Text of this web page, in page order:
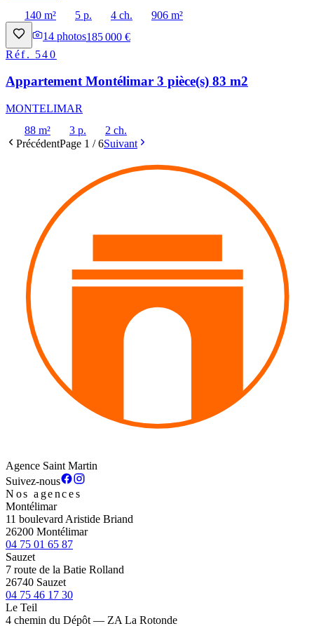
140 m²
5 p. 4 ch.
906 m²
14 photos185 000 €
Réf. 540
Appartement Montélimar 3 pièce(s) 83 m2
MONTELIMAR
88 m²
3 p.
2 ch.
PrécédentPage 1 /6Suivant
Agence Saint Martin
Suivez-nous
Nos agences
Montélimar
11 boulevard Aristide Briand
26200 Montélimar
04 75 01 65 87
Sauzet
7 route de la Batie Rolland
26740 Sauzet
04 75 46 17 30
Le Teil
4 chemin du Dépôt — ZA La Rotonde